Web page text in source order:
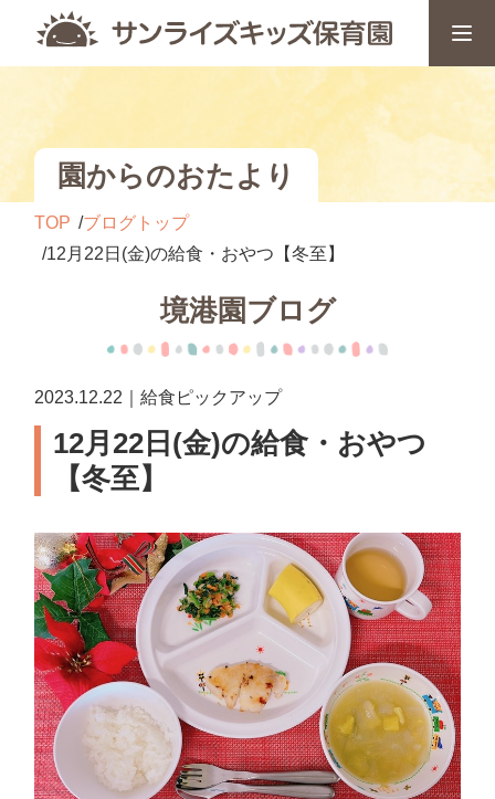
園からのおたより
TOP
ブログトップ
12月22日(金)の給食・おやつ【冬至】
境港園ブログ
2023.12.22｜給食ピックアップ
12月22日(金)の給食・おやつ
【冬至】